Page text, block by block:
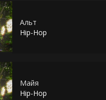
Альт
Hip-Hop
Майя
Hip-Hop